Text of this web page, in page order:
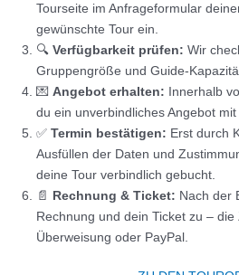
Tourseite im Anfrageformular
gewünschte Tour ein.
🔍 Verfügbarkeit prüfen: Wir
Gruppengröße und Guide-
💌 Angebot erhalten: Innerhalb
du ein unverbindliches Angebot
✅ Termin bestätigen: Erst durch
Ausfüllen der Daten und
deine Tour verbindlich gebucht.
📄 Rechnung & Ticket: Nach der
Rechnung und dein Ticket zu –
Überweisung oder PayPal.